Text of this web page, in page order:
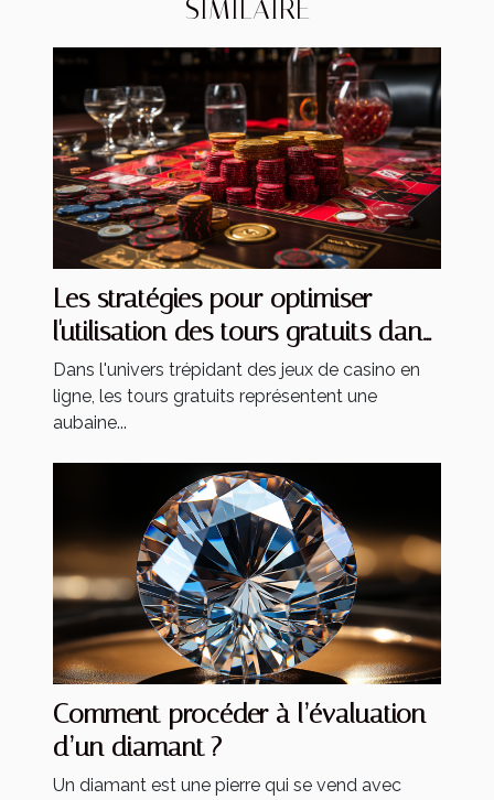
SIMILAIRE
Les stratégies pour optimiser
l'utilisation des tours gratuits dans
les jeux de casino
Dans l'univers trépidant des jeux de casino en
ligne, les tours gratuits représentent une
aubaine...
Comment procéder à l’évaluation
d’un diamant ?
Un diamant est une pierre qui se vend avec